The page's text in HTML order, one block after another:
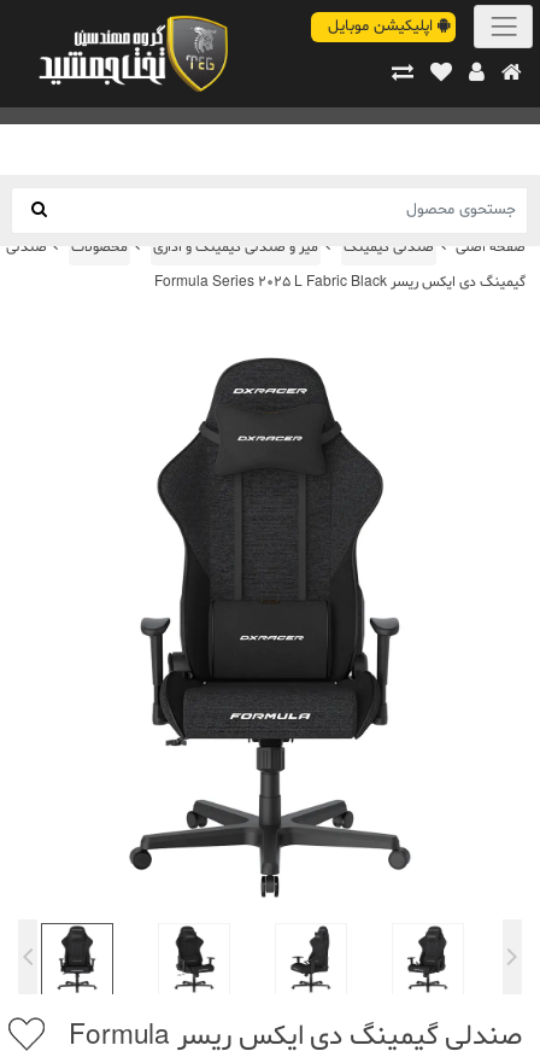
اپلیکیشن موبایل
صفحه اصلی محصولات میز و صندلی گیمینگ و اداری صندلی گیمینگ
صندلی
گیمینگ دی ایکس ریسر Formula Series 2025 L Fabric Black
صندلی گیمینگ دی ایکس ریسر Formula